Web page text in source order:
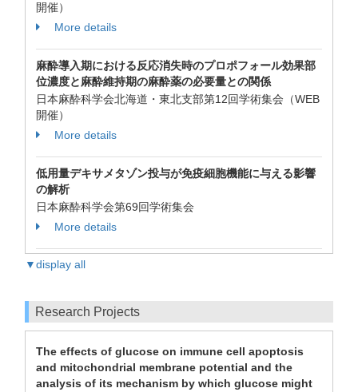
開催）
More details
麻酔導入期における反応消失時のプロポフォール効果部
位濃度と麻酔維持期の麻酔薬の必要量との関係
日本麻酔科学会北海道・東北支部第12回学術集会（WEB
開催）
More details
低用量デキサメタゾン投与が免疫細胞機能に与える影響
の解析
日本麻酔科学会第69回学術集会
More details
▼display all
Research Projects
The effects of glucose on immune cell apoptosis
and mitochondrial membrane potential and the
analysis of its mechanism by which glucose might